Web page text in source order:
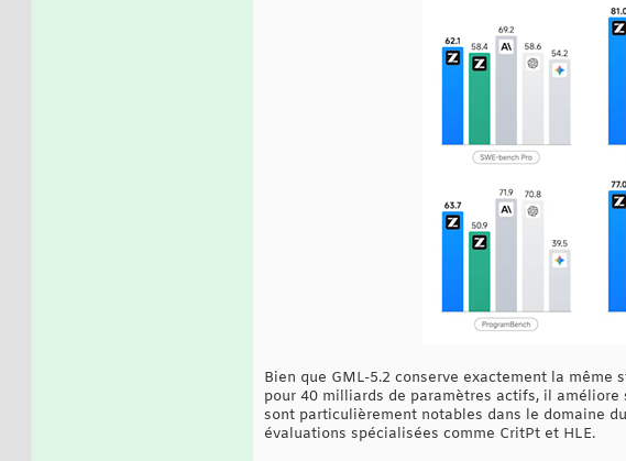
Bien que GML-5.2 conserve exactement la
pour 40 milliards de paramètres actifs, il
sont particulièrement notables dans le domaine
évaluations spécialisées comme CritPt et HLE.